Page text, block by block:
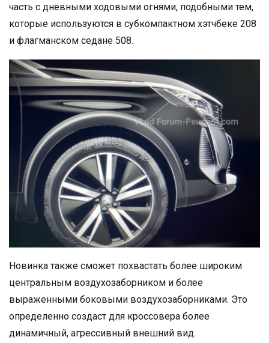
часть с дневными ходовыми огнями, подобными тем,
которые используются в субкомпактном хэтчбеке 208
и флагманском седане 508.
Новинка также сможет похвастать более широким
центральным воздухозаборником и более
выраженными боковыми воздухозаборниками. Это
определенно создаст для кроссовера более
динамичный, агрессивный внешний вид.